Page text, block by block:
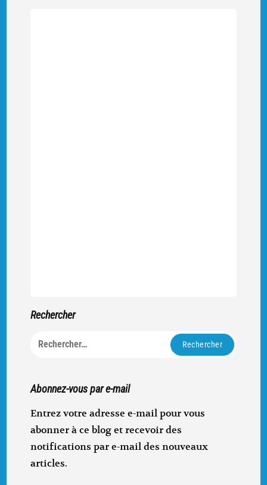
Rechercher
Rechercher :
Abonnez-vous par e-mail
Entrez votre adresse e-mail pour vous
abonner à ce blog et recevoir des
notifications par e-mail des nouveaux
articles.